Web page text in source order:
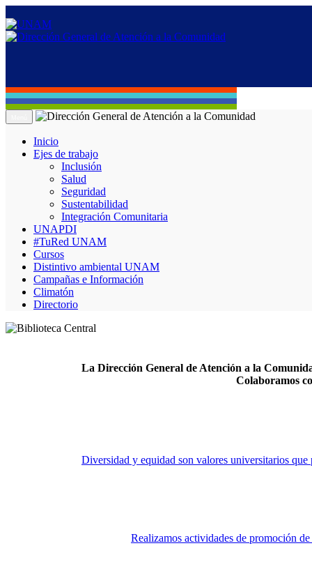
Inicio
Ejes de trabajo
Inclusión
Salud
Seguridad
Sustentabilidad
Integración Comunitaria
UNAPDI
#TuRed UNAM
Cursos
Distintivo ambiental UNAM
Campañas e Información
Climatón
Directorio
La Dirección General de Atención a la
Colaboramos
Diversidad y equidad son valores universitarios que
Realizamos actividades de promoción